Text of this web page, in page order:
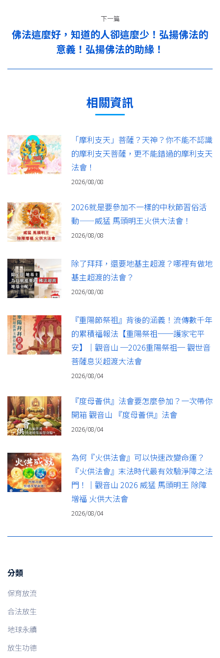
下一篇
下
一
篇：
佛法這麼好，知道的人卻這麼少！弘揚佛法的
意義！弘揚佛法的助緣！
相關資訊
「摩利支天」菩薩？天神？你不能不認識
的摩利支天菩薩，更不能錯過的摩利支天
法會！
2026/08/08
2026就是要參加不一樣的中秋節習俗活
動——威猛 馬頭明王火供大法會！
2026/08/08
除了拜拜，還要地基主超渡？哪裡有做地
基主超渡的法會？
2026/08/08
『重陽節祭祖』背後的涵義！流傳數千年
的累積福報法【重陽祭祖──護家宅平
安】｜觀音山 ─2026重陽祭祖─ 觀世音
菩薩息災超渡大法會
2026/08/04
『度母薈供』法會要怎麼參加？一次帶你
開箱 觀音山 『度母薈供』法會
2026/08/04
為何『火供法會』可以快速改變命運？
『火供法會』末法時代最有效驗淨障之法
門！｜觀音山 2026 威猛 馬頭明王 除障
增福 火供大法會
2026/08/04
分類
保育放流
合法放生
地球永續
放生功德